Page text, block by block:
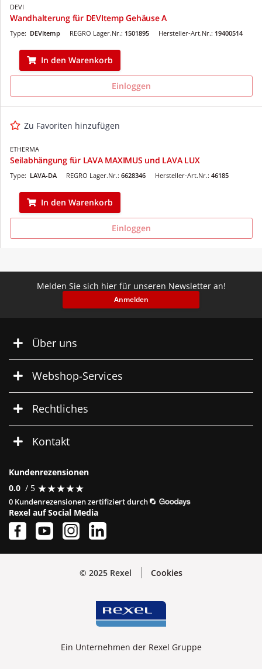
DEVI
Wandhalterung für DEVItemp Gehäuse A
REGRO Lager.Nr.: 1501895
Type: DEVItemp Hersteller-Art.Nr.: 19400514
In den Warenkorb
Einloggen
Zu Favoriten hinzufügen
ETHERMA
Seilabhängung für LAVA MAXIMUS und LAVA LUX
REGRO Lager.Nr.: 6628346
Type: LAVA-DA Hersteller-Art.Nr.: 46185
In den Warenkorb
Einloggen
Melden Sie sich hier für unseren Newsletter an!
Anmelden
Über uns
Webshop-Services
Rechtliches
Kontakt
Kundenrezensionen
0.0 / 5 ★★★★★
★★★★★
0 Kundenrezensionen zertifiziert durch
Rexel auf Social Media
© 2025 Rexel Cookies
Ein Unternehmen der Rexel Gruppe